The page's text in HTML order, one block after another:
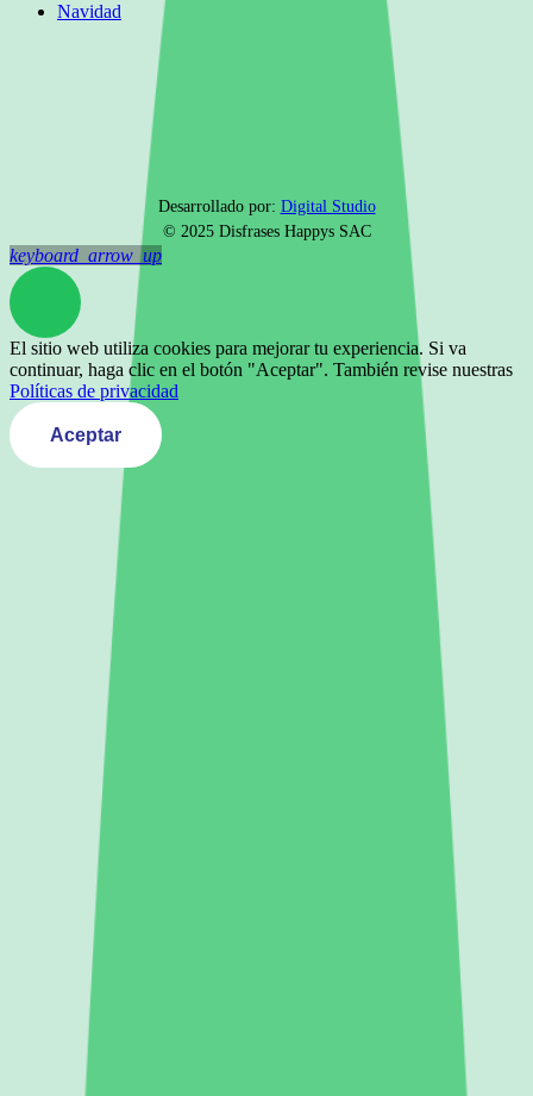
Navidad
© 2025 Disfrases Happys SAC
Desarrollado por: Digital Studio
keyboard_arrow_up
El sitio web utiliza cookies para mejorar tu experiencia. Si va
continuar, haga clic en el botón "Aceptar". También revise nuestras
Políticas de privacidad
Aceptar